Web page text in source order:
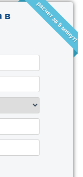
расчет за 5 минут!
в